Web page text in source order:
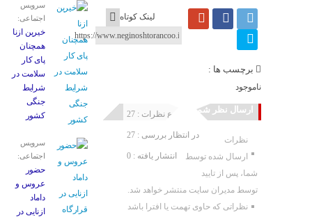
لینک کوتاه
برچسب ها :
ناموجود
ارسال نظر شما مجموع نظرات : 27
در انتظار بررسی : 27
انتشار یافته : 0
نظرات
ارسال شده توسط
شما، پس از تایید
توسط مدیران سایت منتشر خواهد شد.
نظراتی که حاوی تهمت یا افترا باشد
سرویس
اجتماعی:
خیرین ازنا
همچنان
پای کار
سلامت در
شرایط
جنگی
کشور
سرویس
اجتماعی:
حضور
عروس و
داماد
ازنایی در